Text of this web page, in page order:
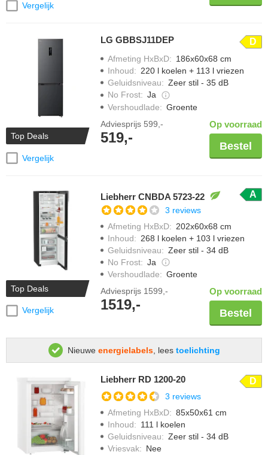
Vergelijk
Top Deals
Vergelijk
LG GBBSJ11DEP D
Afmeting HxBxD: 186x60x68 cm
Inhoud: 220 l koelen + 113 l vriezen
Geluidsniveau: Zeer stil - 35 dB
No Frost: Ja
Vershoudlade: Groente
Adviesprijs 599,-
519,-
Op voorraad
Bestel
Top Deals
Vergelijk
Liebherr CNBDA 5723-22 A
3 reviews
Afmeting HxBxD: 202x60x68 cm
Inhoud: 268 l koelen + 103 l vriezen
Geluidsniveau: Zeer stil - 34 dB
No Frost: Ja
Vershoudlade: Groente
Adviesprijs 1599,-
1519,-
Op voorraad
Bestel
Nieuwe energielabels, lees toelichting
Liebherr RD 1200-20 D
3 reviews
Afmeting HxBxD: 85x50x61 cm
Inhoud: 111 l koelen
Geluidsniveau: Zeer stil - 34 dB
Vriesvak: Nee